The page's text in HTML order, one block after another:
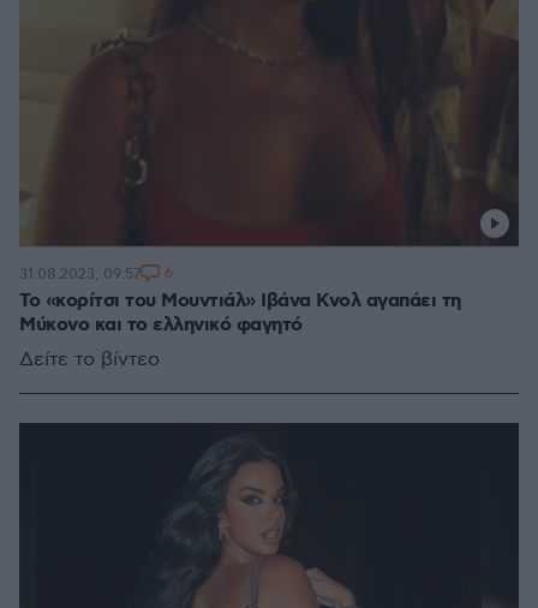
Το «κορίτσι του Μουντιάλ» Ιβάνα Κνολ αγαπάει τη
Μύκονο και το ελληνικό φαγητό
Δείτε το βίντεο
31.08.2023, 09:57 6